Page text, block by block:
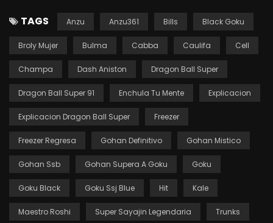
TAGS Anzu Anzu361 Bills Black Goku
Broly Mujer Bulma Cabba Caulifa Cell
Champa Dash Aniston Dragon Ball Super
Dragon Ball Super 91 Enchula Tu Mente Explicacion
Explicacion Dragon Ball Super Freezer
Freezer Regresa Gohan Definitivo Gohan Mistico
Gohan Ssb Gohan Supera A Goku Goku
Goku Black Goku Ssj Blue Hit Kale
Maestro Roshi Super Sayajin Legendaria Trunks